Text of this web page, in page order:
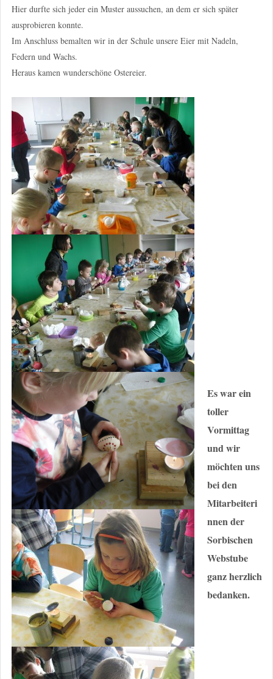
Hier durfte sich jeder ein Muster aussuchen, an dem er sich später
ausprobieren konnte.
Im Anschluss bemalten wir in der Schule unsere Eier mit Nadeln,
Federn und Wachs.
Heraus kamen wunderschöne Ostereier.
Es war ein
toller
Vormittag
und wir
möchten uns
bei den
Mitarbeiteri
nnen der
Sorbischen
Webstube
ganz herzlich
bedanken.